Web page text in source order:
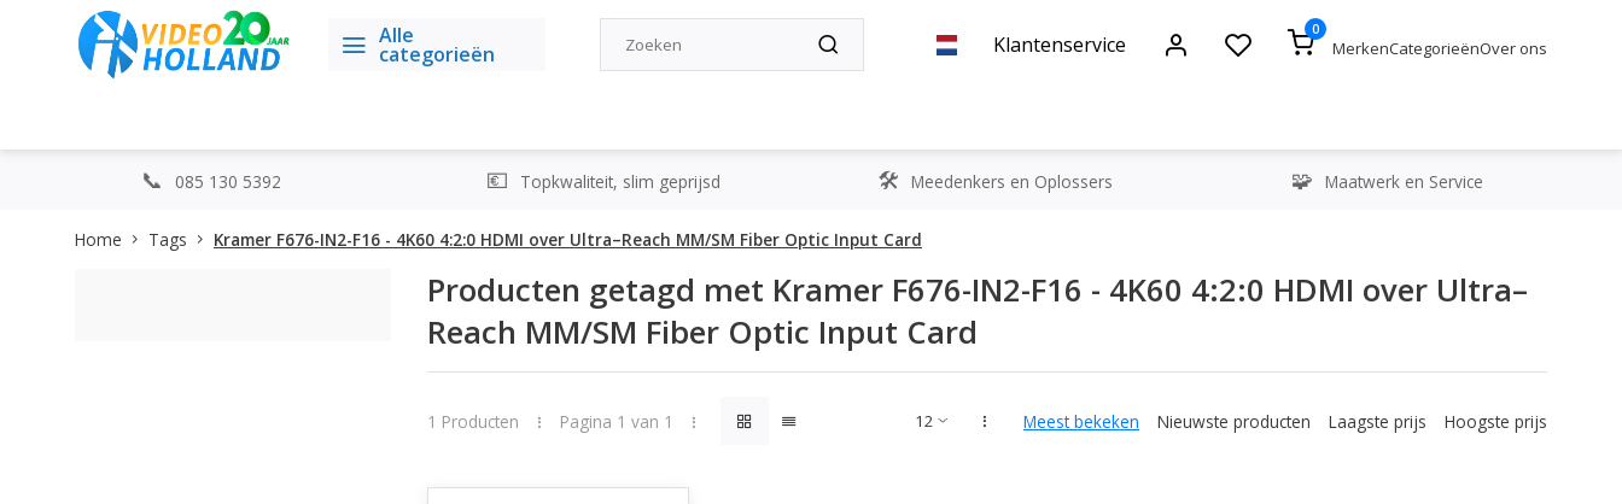
Alle
categorieën Klantenservice
0
MerkenCategorieënOver ons
085 130 5392 Topkwaliteit, slim geprijsd Meedenkers en Oplossers Maatwerk en Service
Home Tags Kramer F676-IN2-F16 - 4K60 4:2:0 HDMI over Ultra–Reach MM/SM Fiber Optic Input Card
Producten getagd met Kramer F676-IN2-F16 - 4K60 4:2:0 HDMI over Ultra–
Reach MM/SM Fiber Optic Input Card
1 Producten Pagina 1 van 1 Meest bekeken Nieuwste producten Laagste prijs Hoogste prijs